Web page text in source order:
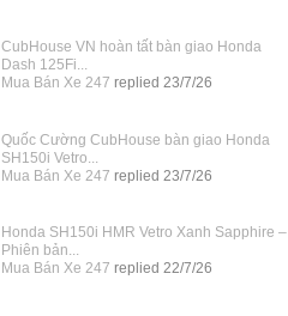
CubHouse VN hoàn tất bàn giao Honda
Dash 125Fi...
Mua Bán Xe 247 replied 23/7/26
Quốc Cường CubHouse bàn giao Honda
SH150i Vetro...
Mua Bán Xe 247 replied 23/7/26
Honda SH150i HMR Vetro Xanh Sapphire –
Phiên bản...
Mua Bán Xe 247 replied 22/7/26